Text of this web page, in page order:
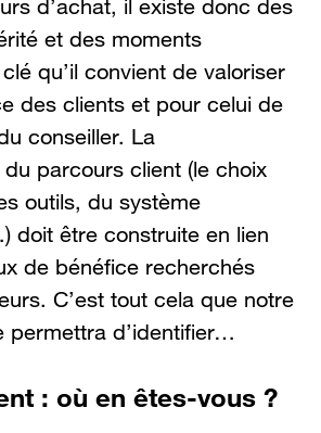
d’achat, il existe donc des
et des moments
qu’il convient de valoriser
des clients et pour celui de
conseiller. La
parcours client (le choix
outils, du système
doit être construite en lien
de bénéfice recherchés
C’est tout cela que notre
permettra d’identifier…
: où en êtes-vous ?